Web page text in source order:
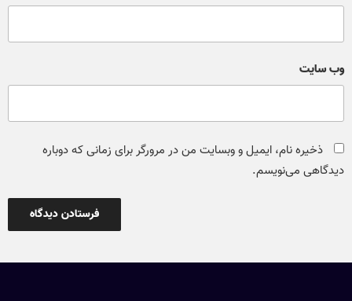
وب‌ سایت
ذخیره نام، ایمیل و وبسایت من در مرورگر برای زمانی که دوباره
دیدگاهی می‌نویسم.